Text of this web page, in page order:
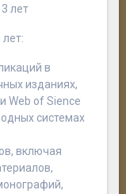
лет
в
изданиях,
Web of Sience
системах
включая